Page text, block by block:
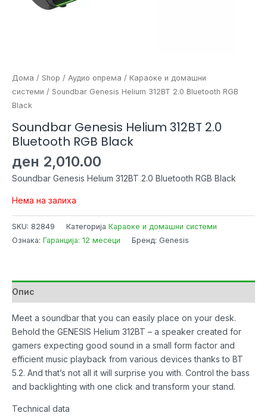
Дома / Shop / Аудио опрема / Караоке и домашни
системи / Soundbar Genesis Helium 312BT 2.0 Bluetooth RGB
Black
Soundbar Genesis Helium 312BT 2.0
Bluetooth RGB Black
ден 2,010.00
Soundbar Genesis Helium 312BT 2.0 Bluetooth RGB Black
Нема на залиха
SKU: 82849 Категорија Караоке и домашни системи
Ознака: Гаранција: 12 месеци Бренд: Genesis
Опис
Meet a soundbar that you can easily place on your desk.
Behold the GENESIS Helium 312BT – a speaker created for
gamers expecting good sound in a small form factor and
efficient music playback from various devices thanks to BT
5.2. And that’s not all it will surprise you with. Control the bass
and backlighting with one click and transform your stand.
Technical data